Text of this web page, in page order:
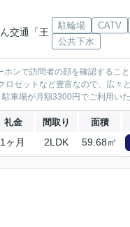
交通「王
駐輪場 CATV
公共下水
ンで訪問者の顔を確認するこ
ゼットなど豊富なので、広々
車場が月額3300円でご利用い
礼金 間取り 面積
1ヶ月 2LDK 59.68㎡